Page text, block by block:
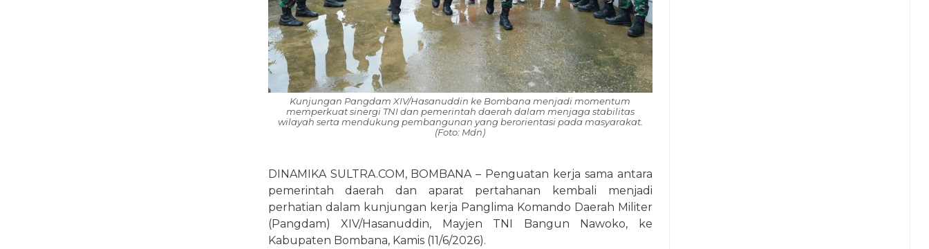
Kunjungan Pangdam XIV/Hasanuddin ke Bombana menjadi momentum
memperkuat sinergi TNI dan pemerintah daerah dalam menjaga stabilitas
wilayah serta mendukung pembangunan yang berorientasi pada masyarakat.
(Foto: Mdn)
DINAMIKA SULTRA.COM, BOMBANA – Penguatan kerja sama antara
pemerintah daerah dan aparat pertahanan kembali menjadi
perhatian dalam kunjungan kerja Panglima Komando Daerah Militer
(Pangdam) XIV/Hasanuddin, Mayjen TNI Bangun Nawoko, ke
Kabupaten Bombana, Kamis (11/6/2026).